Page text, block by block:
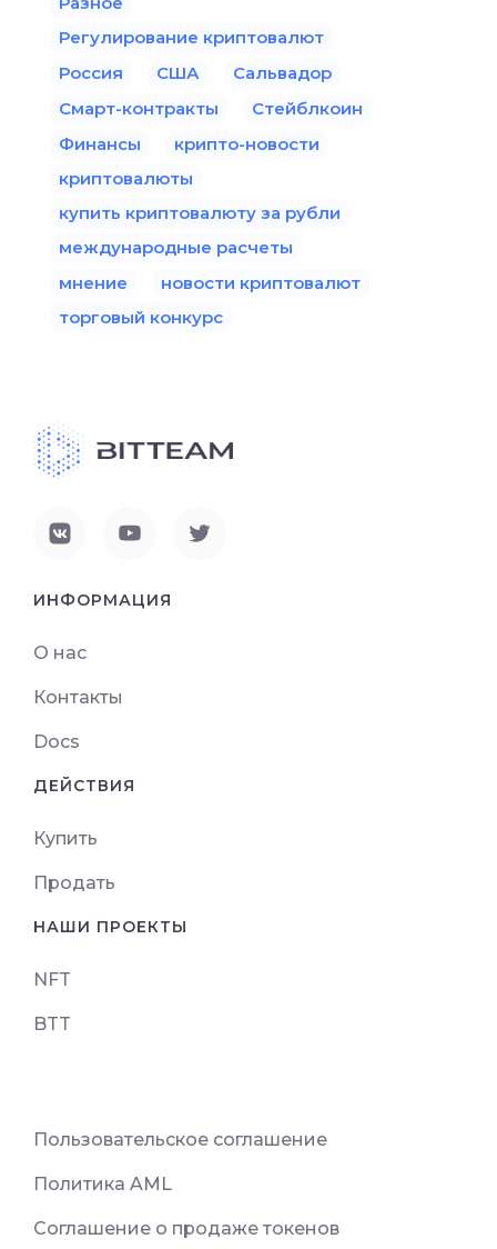
Регулирование криптовалют
Россия
США
Сальвадор
Смарт-контракты
Стейблкоин
Финансы
крипто-новости
криптовалюты
купить криптовалюту за рубли
международные расчеты
мнение
новости криптовалют
торговый конкурс
ИНФОРМАЦИЯ
О нас
Контакты
Docs
ДЕЙСТВИЯ
Купить
Продать
НАШИ ПРОЕКТЫ
NFT
BTT
Пользовательское соглашение
Политика AML
Соглашение о продаже токенов